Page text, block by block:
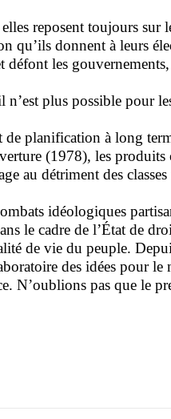
reposent toujours
qu’ils donnent à leurs
les
plus possible pour
de planification à long
(1978), les
au détriment des
idéologiques
le cadre de l’État de
de vie du peuple.
des idées pour
N’oublions pas que le